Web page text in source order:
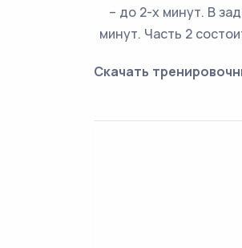
– до 2-х минут. В
минут. Часть 2
Скачать